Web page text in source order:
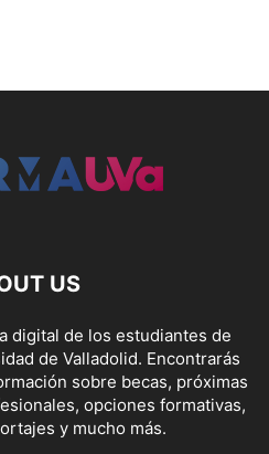
US
digital de los estudiantes de
de Valladolid. Encontrarás
sobre becas, próximas
opciones formativas,
y mucho más.